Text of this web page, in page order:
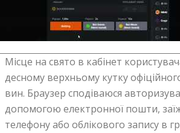
Місце на свято в кабінет
десному верхньому кутку
вин. Браузер сподіваюся
допомогою електронної пошти,
телефону або облікового запису в